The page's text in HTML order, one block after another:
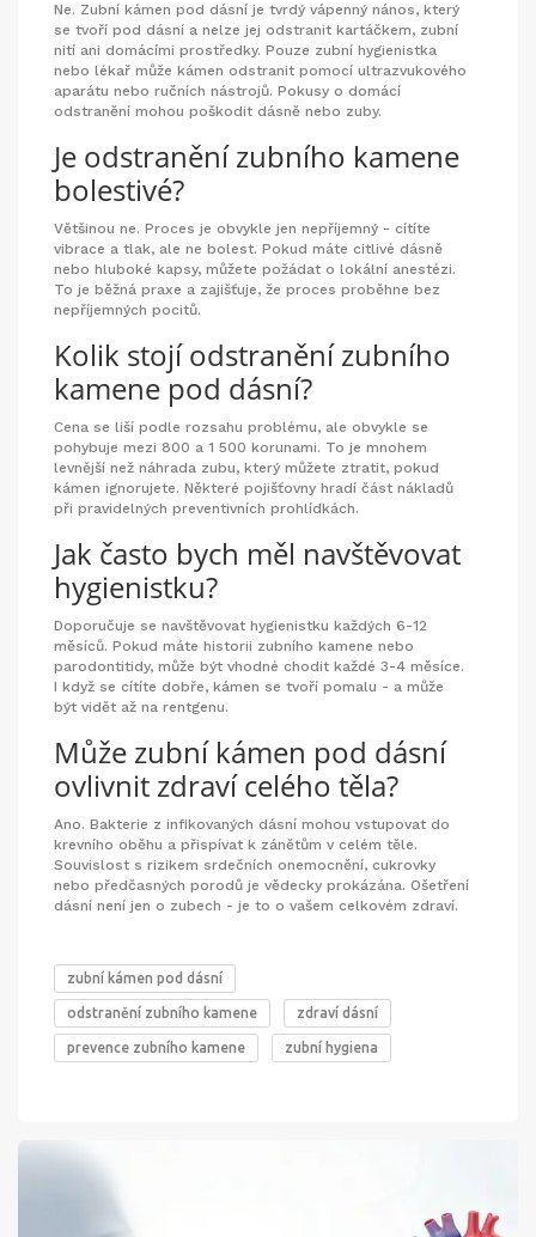
Ne. Zubní kámen pod dásní je tvrdý vápenný nános, který
se tvoří pod dásní a nelze jej odstranit kartáčkem, zubní
nití ani domácími prostředky. Pouze zubní hygienistka
nebo lékař může kámen odstranit pomocí ultrazvukového
aparátu nebo ručních nástrojů. Pokusy o domácí
odstranění mohou poškodit dásně nebo zuby.
Je odstranění zubního kamene
bolestivé?
Většinou ne. Proces je obvykle jen nepříjemný - cítíte
vibrace a tlak, ale ne bolest. Pokud máte citlivé dásně
nebo hluboké kapsy, můžete požádat o lokální anestézi.
To je běžná praxe a zajišťuje, že proces proběhne bez
nepříjemných pocitů.
Kolik stojí odstranění zubního
kamene pod dásní?
Cena se liší podle rozsahu problému, ale obvykle se
pohybuje mezi 800 a 1 500 korunami. To je mnohem
levnější než náhrada zubu, který můžete ztratit, pokud
kámen ignorujete. Některé pojišťovny hradí část nákladů
při pravidelných preventivních prohlídkách.
Jak často bych měl navštěvovat
hygienistku?
Doporučuje se navštěvovat hygienistku každých 6-12
měsíců. Pokud máte historii zubního kamene nebo
parodontitidy, může být vhodné chodit každé 3-4 měsíce.
I když se cítíte dobře, kámen se tvoří pomalu - a může
být vidět až na rentgenu.
Může zubní kámen pod dásní
ovlivnit zdraví celého těla?
Ano. Bakterie z infikovaných dásní mohou vstupovat do
krevního oběhu a přispívat k zánětům v celém těle.
Souvislost s rizikem srdečních onemocnění, cukrovky
nebo předčasných porodů je vědecky prokázána. Ošetření
dásní není jen o zubech - je to o vašem celkovém zdraví.
zubní kámen pod dásní
odstranění zubního kamene zdraví dásní
prevence zubního kamene zubní hygiena